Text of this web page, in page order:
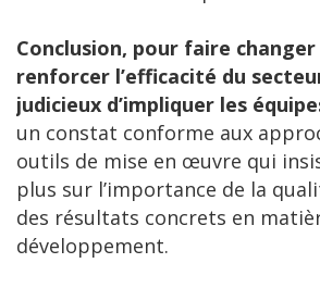
Conclusion, pour faire
renforcer l’efficacité du
judicieux d’impliquer les
un constat conforme aux
outils de mise en œuvre qui
plus sur l’importance de la
des résultats concrets en
développement.